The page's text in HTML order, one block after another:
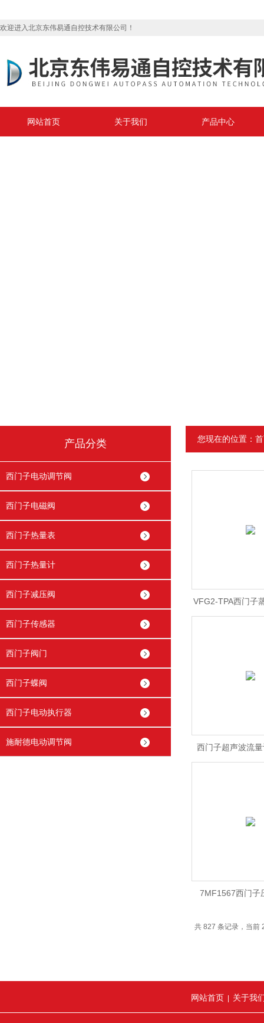
欢迎进入北京东伟易通自控技术有限公司！
网站首页 关于我们 产品中心
产品分类
西门子电动调节阀
西门子电磁阀
西门子热量表
西门子热量计
西门子减压阀
西门子传感器
西门子阀门
西门子蝶阀
西门子电动执行器
施耐德电动调节阀
您现在的位置：
VFG2-TPA西门子
西门子超声波流
7MF1567西门子
共 827 条记录，当前
网站首页 关于我